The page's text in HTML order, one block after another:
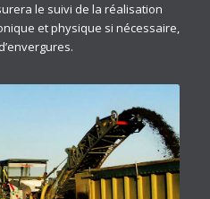
le suivi de la réalisation
et physique si nécessaire,